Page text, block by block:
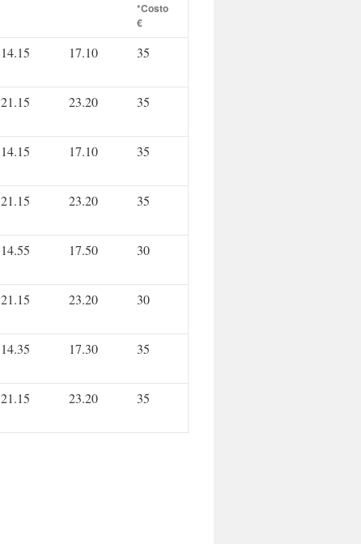
*Costo
€
14.15 17.10 35
21.15 23.20 35
14.15 17.10 35
21.15 23.20 35
14.55 17.50 30
21.15 23.20 30
14.35 17.30 35
21.15 23.20 35